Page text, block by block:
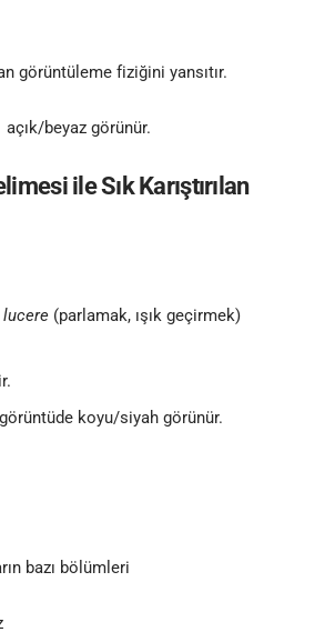
görüntüleme fiziğini yansıtır.
beyaz görünür.
ile Sık Karıştırılan
lucere (parlamak, ışık geçirmek)
koyu/siyah görünür.
bazı bölümleri